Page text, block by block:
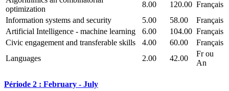
optimization
8.00 120.00 Français
Information systems and security
5.00 58.00
Français
Artificial Intelligence - machine learning
6.00 104.00 Français
Civic engagement and transferable skills
4.00 60.00
Français
Languages
2.00 42.00
Fr ou
An
Période 2 : February - July